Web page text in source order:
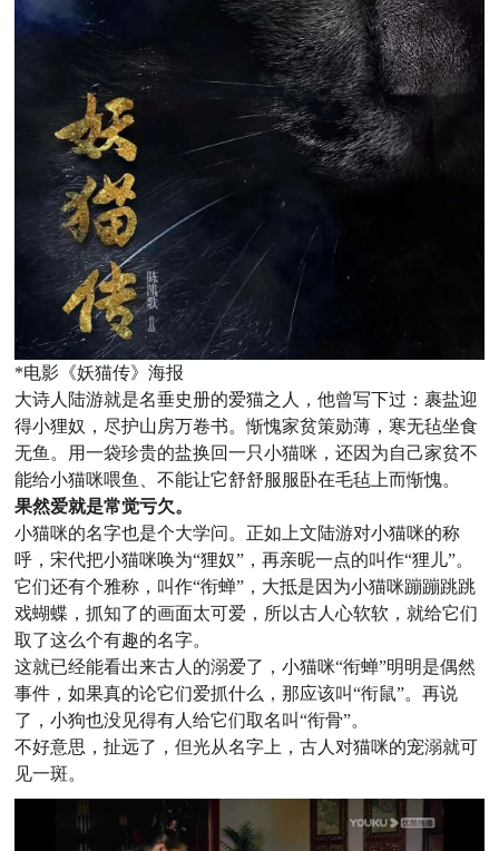
*电影《妖猫传》海报
大诗人陆游就是名垂史册的爱猫之人，他曾写下过：裹盐迎
得小狸奴，尽护山房万卷书。惭愧家贫策勋薄，寒无毡坐食
无鱼。 用一袋珍贵的盐换回一只小猫咪，还因为自己家贫不
能给小猫咪喂鱼、不能让它舒舒服服卧在毛毡上而惭愧。
果然爱就是常觉亏欠。
小猫咪的名字也是个大学问。 正如上文陆游对小猫咪的称
呼，宋代把小猫咪唤为“狸奴”，再亲昵一点的叫作“狸儿”。
它们还有个雅称，叫作“衔蝉”，大抵是因为小猫咪蹦蹦跳跳
戏蝴蝶，抓知了的画面太可爱，所以古人心软软，就给它们
取了这么个有趣的名字。
这就已经能看出来古人的溺爱了，小猫咪“衔蝉”明明是偶然
事件，如果真的论它们爱抓什么，那应该叫“衔鼠”。再说
了，小狗也没见得有人给它们取名叫“衔骨”。
不好意思，扯远了，但光从名字上，古人对猫咪的宠溺就可
见一斑。